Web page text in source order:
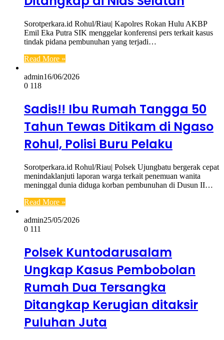
Sorotperkara.id Rohul/Riau| Kapolres Rokan Hulu AKBP
Emil Eka Putra SIK menggelar konferensi pers terkait kasus
tindak pidana pembunuhan yang terjadi…
Read More »
admin16/06/2026
0 118
Sadis!! Ibu Rumah Tangga 50
Tahun Tewas Ditikam di Ngaso
Rohul, Polisi Buru Pelaku
Sorotperkara.id Rohul/Riau| Polsek Ujungbatu bergerak cepat
menindaklanjuti laporan warga terkait penemuan wanita
meninggal dunia diduga korban pembunuhan di Dusun II…
Read More »
admin25/05/2026
0 111
Polsek Kuntodarusalam
Ungkap Kasus Pembobolan
Rumah Dua Tersangka
Ditangkap Kerugian ditaksir
Puluhan Juta